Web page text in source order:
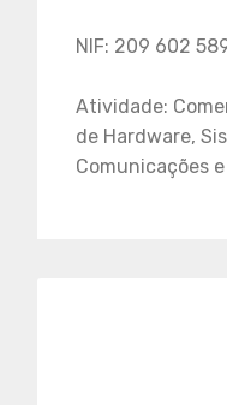
NIF: 209 602
Atividade:
de Hardware,
Comunicações